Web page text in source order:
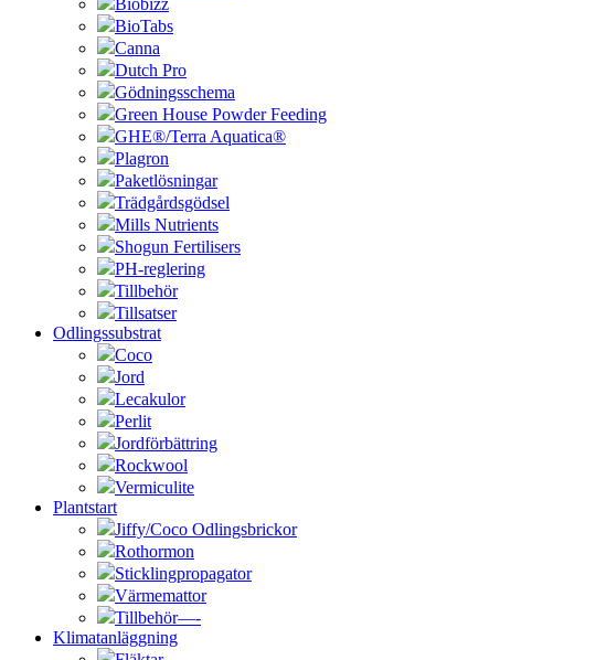
Biobizz
BioTabs
Canna
Dutch Pro
Gödningsschema
Green House Powder Feeding
GHE®/Terra Aquatica®
Plagron
Paketlösningar
Trädgårdsgödsel
Mills Nutrients
Shogun Fertilisers
PH-reglering
Tillbehör
Tillsatser
Odlingssubstrat
Coco
Jord
Lecakulor
Perlit
Jordförbättring
Rockwool
Vermiculite
Plantstart
Jiffy/Coco Odlingsbrickor
Rothormon
Sticklingpropagator
Värmemattor
Tillbehör—-
Klimatanläggning